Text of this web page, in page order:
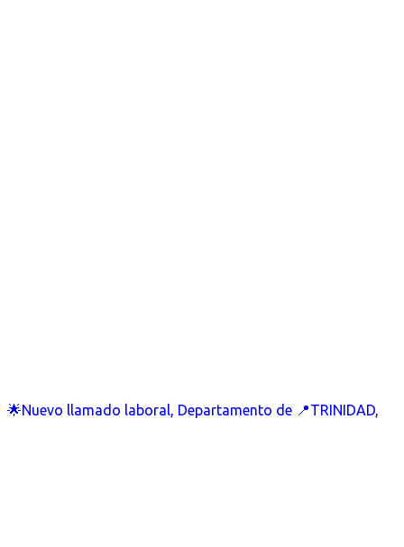
🌟Nuevo llamado laboral, Departamento de 📍TRINIDAD,